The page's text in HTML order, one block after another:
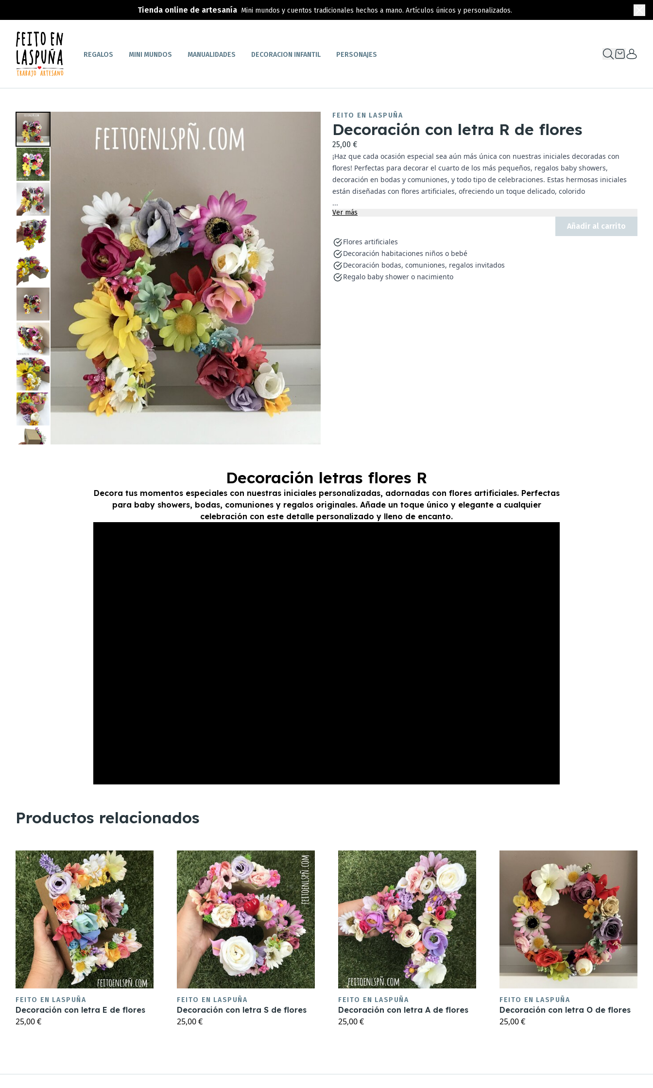
Tienda online de artesanía Mini mundos y cuentos tradicionales hechos a mano. Artículos únicos y personalizados.
REGALOS MINI MUNDOS MANUALIDADES DECORACION INFANTIL PERSONAJES
FEITO EN LASPUÑA
Decoración con letra R de flores
25,00 €
¡Haz que cada ocasión especial sea aún más única con nuestras iniciales decoradas con
flores! Perfectas para decorar el cuarto de los más pequeños, regalos baby showers,
decoración en bodas y comuniones, y todo tipo de celebraciones. Estas hermosas iniciales
están diseñadas con flores artificiales, ofreciendo un toque delicado, colorido
...
Ver más
Añadir al carrito
Flores artificiales
Decoración habitaciones niños o bebé
Decoración bodas, comuniones, regalos invitados
Regalo baby shower o nacimiento
Decoración letras flores R
Decora tus momentos especiales con nuestras iniciales personalizadas, adornadas con flores artificiales. Perfectas
para baby showers, bodas, comuniones y regalos originales. Añade un toque único y elegante a cualquier
celebración con este detalle personalizado y lleno de encanto.
Productos relacionados
FEITO EN LASPUÑA
Decoración con letra E de flores
25,00 €
FEITO EN LASPUÑA
Decoración con letra S de flores
25,00 €
FEITO EN LASPUÑA
Decoración con letra A de flores
25,00 €
FEITO EN LASPUÑA
Decoración con letra O de flores
25,00 €